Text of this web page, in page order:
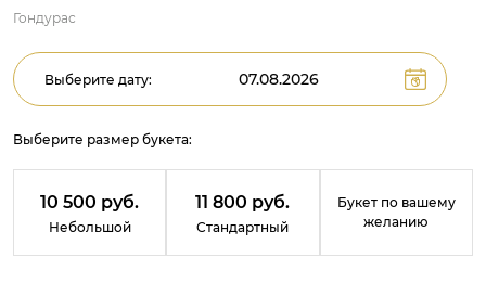
Гондурас
Выберите дату:
Выберите размер букета:
10 500 руб.
Небольшой
11 800 руб.
Стандартный
Букет по вашему
желанию